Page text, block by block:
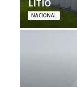
LITIO
NACIONAL